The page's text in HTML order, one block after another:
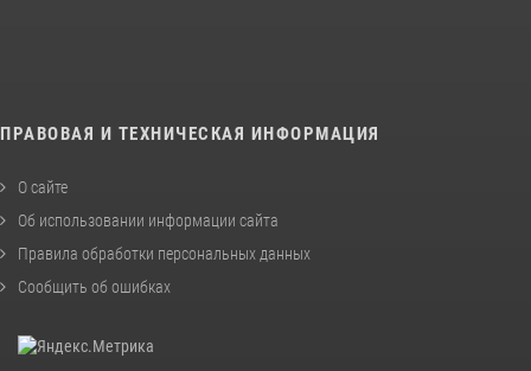
ПРАВОВАЯ И ТЕХНИЧЕСКАЯ ИНФОРМАЦИЯ
О сайте
Об использовании информации сайта
Правила обработки персональных данных
Сообщить об ошибках